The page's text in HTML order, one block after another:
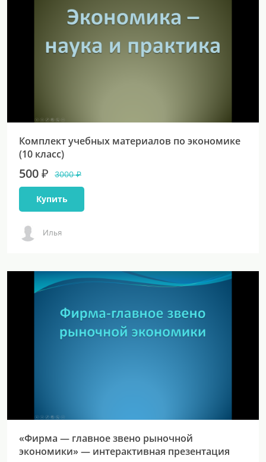
Комплект учебных материалов по экономике
(10 класс)
500 ₽ 3000 ₽
Купить
Илья
«Фирма — главное звено рыночной
экономики» — интерактивная презентация